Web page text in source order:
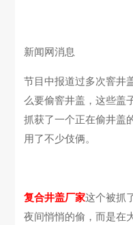
新闻网消息
节目中报道过多次窨井
么要偷窨井盖，这些盖
抓获了一个正在偷井盖
用了不少伎俩。
复合井盖厂家这个被抓
夜间悄悄的偷，而是在